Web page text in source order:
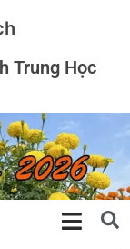
Trung Học